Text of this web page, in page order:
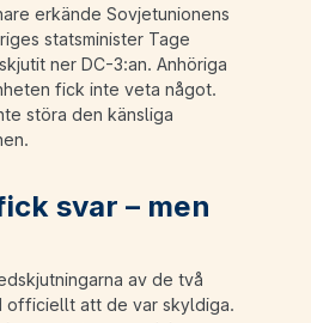
erkände Sovjetunionens
statsminister Tage
ner DC-3:an. Anhöriga
fick inte veta något.
störa den känsliga
svar – men
av de två
officiellt att de var skyldiga.